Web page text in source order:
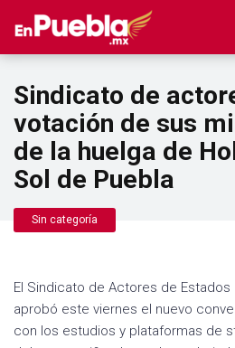
Sindicato de
votación de sus
de la huelga de
Sol de Puebla
Sin categoría
El Sindicato de Actores de Estados
aprobó este viernes el nuevo
con los estudios y plataformas de